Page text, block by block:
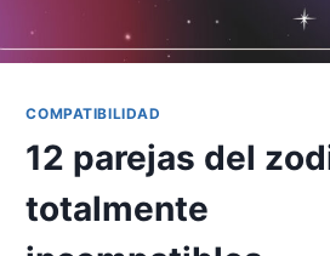
INSTANTE
COMPATIBILIDAD
12 parejas del
totalmente